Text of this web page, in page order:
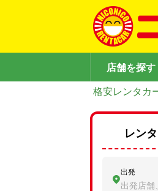
店舗を探す
格安レンタカ
レン
出発
出発店舗